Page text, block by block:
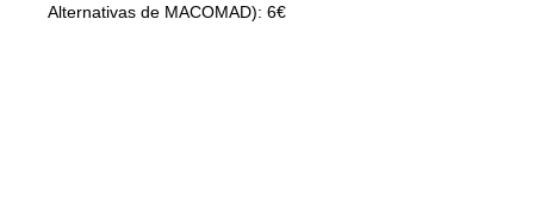
Alternativas de MACOMAD): 6€